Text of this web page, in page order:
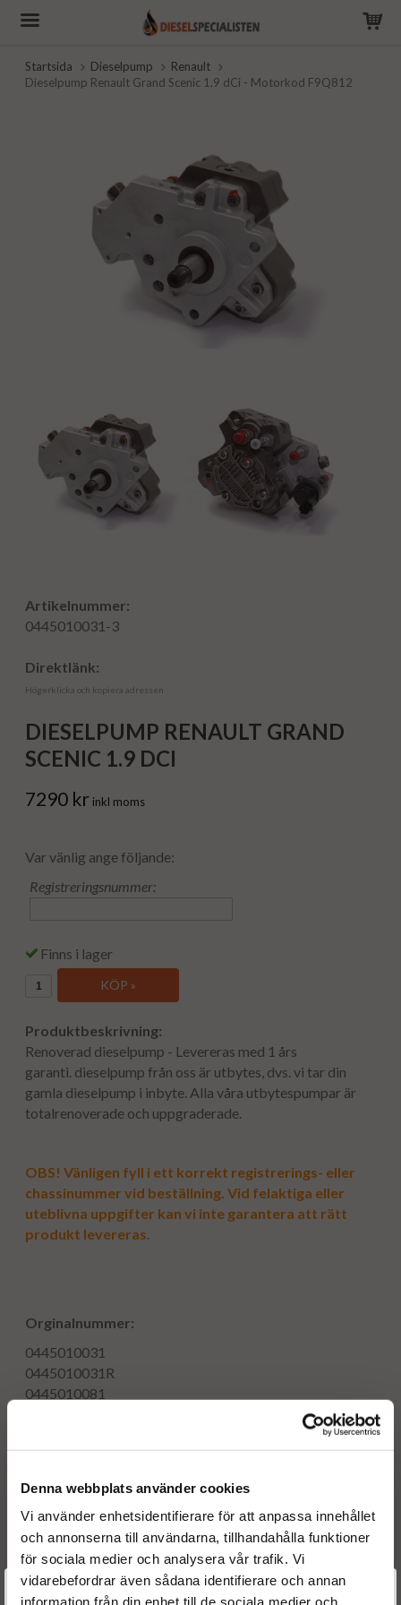
Denna webbplats använder cookies
Vi använder enhetsidentifierare för att anpassa innehållet
och annonserna till användarna, tillhandahålla funktioner
för sociala medier och analysera vår trafik. Vi
vidarebefordrar även sådana identifierare och annan
information från din enhet till de sociala medier och
Startsida Dieselpump
Renault
Dieselpump Renault Grand Scenic 1.9 dCi - Motorkod F9Q812
Artikelnummer:
0445010031-3
Direktlänk:
Högerklicka och kopiera adressen
DIESELPUMP RENAULT GRAND
SCENIC 1.9 DCI
7290 kr inkl moms
Var vänlig ange följande:
Registreringsnummer:
Finns i lager
KÖP »
Produktbeskrivning:
Renoverad dieselpump - Levereras med 1 års
garanti. dieselpump från oss är utbytes, dvs. vi tar din
gamla dieselpump i inbyte. Alla våra utbytespumpar är
totalrenoverade och uppgraderade.
OBS! Vänligen fyll i ett korrekt registrerings- eller
chassinummer vid beställning. Vid felaktiga eller
uteblivna uppgifter kan vi inte garantera att rätt
produkt levereras.
Orginalnummer:
0445010031
0445010031R
0445010081
8200037472
8200055072
0986437301
09109268
8200108225
8200461506